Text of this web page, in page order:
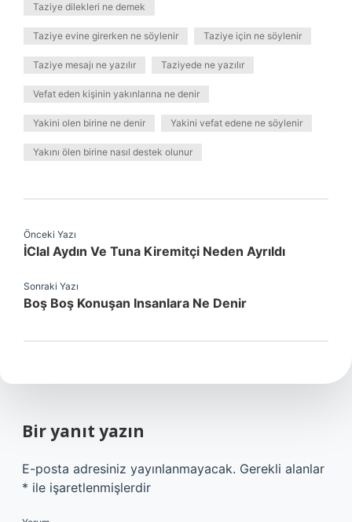
Taziye dilekleri ne demek
Taziye evine girerken ne söylenir Taziye için ne söylenir
Taziye mesajı ne yazılır Taziyede ne yazılır
Vefat eden kişinin yakınlarına ne denir
Yakini olen birine ne denir Yakini vefat edene ne söylenir
Yakını ölen birine nasıl destek olunur
Önceki Yazı
İClal Aydın Ve Tuna Kiremitçi Neden Ayrıldı
Sonraki Yazı
Boş Boş Konuşan Insanlara Ne Denir
Bir yanıt yazın
E-posta adresiniz yayınlanmayacak. Gerekli alanlar
* ile işaretlenmişlerdir